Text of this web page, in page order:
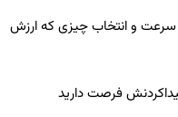
برای تنظیم سرعت و انتخاب چیزی که ارزش